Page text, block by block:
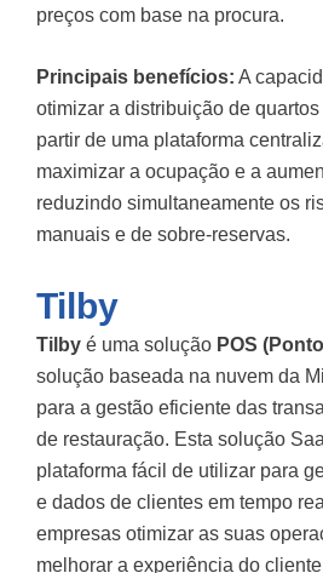
preços com base na procura.
Principais benefícios: A
otimizar a distribuição de
partir de uma plataforma
maximizar a ocupação e a
reduzindo simultaneamente os
manuais e de sobre-reservas.
Tilby
Tilby é uma solução POS
solução baseada na nuvem da
para a gestão eficiente das
de restauração. Esta solução
plataforma fácil de utilizar para
e dados de clientes em tempo
empresas otimizar as suas
melhorar a experiência do